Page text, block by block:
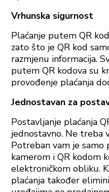
Vrhunska sigurnost
Plaćanje putem QR
zato što je QR kod
razmjenu informacija.
putem QR kodova su
provođenje plaćanja
Jednostavan za
Postavljanje plaćanja
jednostavno. Ne treba
Potreban vam je
kamerom i QR kodom
elektroničkom obliku.
plaćanja također